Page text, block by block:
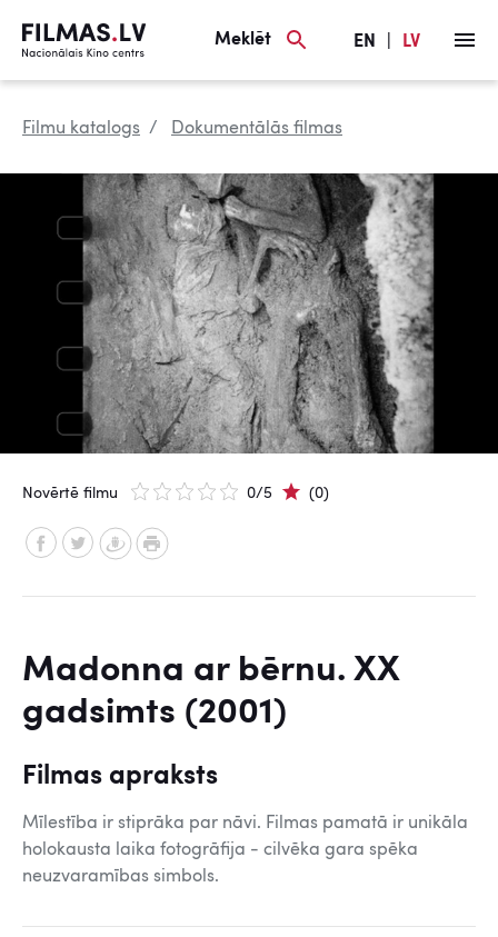
Meklēt EN LV
Filmu katalogs Dokumentālās filmas
Novērtē filmu 0/5 (0)
Madonna ar bērnu. XX
gadsimts (2001)
Filmas apraksts
Mīlestība ir stiprāka par nāvi. Filmas pamatā ir unikāla
holokausta laika fotogrāfija - cilvēka gara spēka
neuzvaramības simbols.